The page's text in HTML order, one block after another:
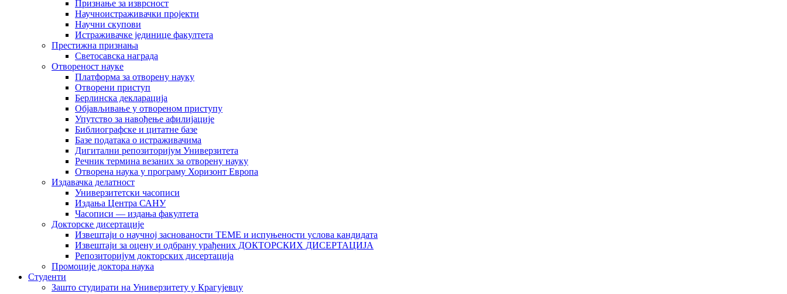
Признање за изврсност
Научноистраживачки пројекти
Научни скупови
Истраживачке јединице факултета
Престижна признања
Светосавска награда
Отвореност науке
Платформа за отворену науку
Отворени приступ
Берлинска декларација
Објављивање у отвореном приступу
Упутство за навођење афилијације
Библиографске и цитатне базе
Базе података о истраживачима
Дигитални репозиторијум Универзитета
Рeчник термина везаних за отворену науку
Отворена наука у програму Хоризонт Европа
Издавачка делатност
Универзитетски часописи
Издања Центра САНУ
Часописи — издања факултета
Докторске дисертације
Извештаји о научној заснованости ТЕМЕ и испуњености услова кандидата
Извештаји за оцену и одбрану урађених ДОКТОРСКИХ ДИСЕРТАЦИЈА
Репозиторијум докторских дисертација
Промоције доктора наука
Студенти
Зашто студирати на Универзитету у Крагујевцу